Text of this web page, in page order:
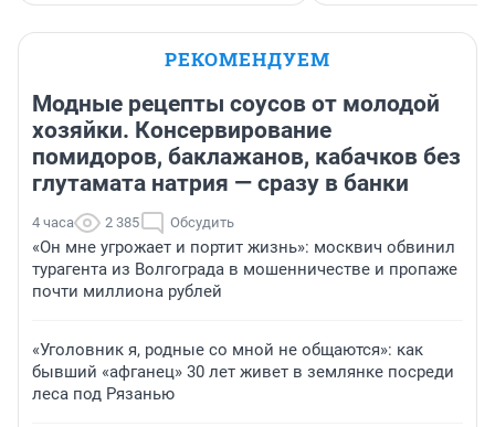
РЕКОМЕНДУЕМ
Модные рецепты соусов от молодой
хозяйки. Консервирование
помидоров, баклажанов, кабачков без
глутамата натрия — сразу в банки
4 часа 2 385 Обсудить
«Он мне угрожает и портит жизнь»: москвич обвинил
турагента из Волгограда в мошенничестве и пропаже
почти миллиона рублей
«Уголовник я, родные со мной не общаются»: как
бывший «афганец» 30 лет живет в землянке посреди
леса под Рязанью